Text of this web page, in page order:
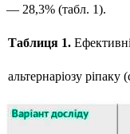
— 28,3% (табл. 1).
Таблиця 1.
альтернаріозу